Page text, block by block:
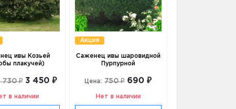
ивы Козьей
плакучей)
730 ₽ 3 450 ₽
в наличии
Акция
Саженец ивы шаровидной
Пурпурной
Цена: 750 ₽ 690 ₽
Нет в наличии